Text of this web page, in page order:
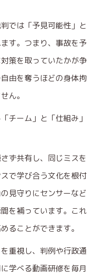
では「予見可能性」と
す。つまり、事故を予
策を取っていたかが争
由を奪うほどの身体拘
ん。
チーム」と「仕組み」
ず共有し、同じミスを
で学び合う文化を根付
見守りにセンサーなど
を補っています。これ
ることができます。
重視し、判例や行政通
学べる動画研修を毎月